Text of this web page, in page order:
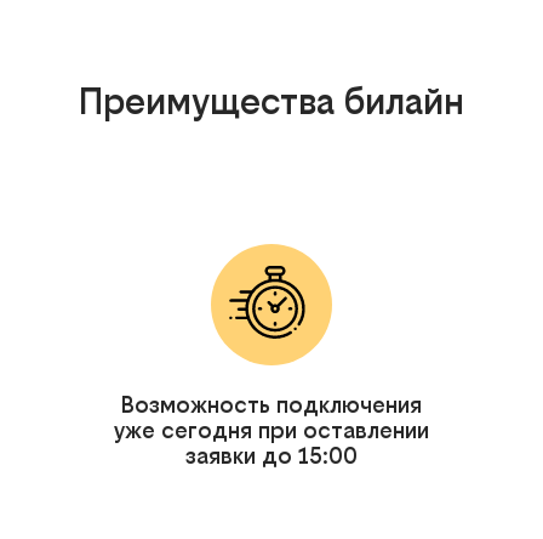
Преимущества билайн
Возможность подключения
уже сегодня при оставлении
заявки до 15:00